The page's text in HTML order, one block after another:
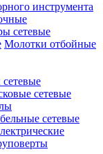
инструмента
сетевые
Молотки отбойные
сетевые
сетевые